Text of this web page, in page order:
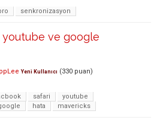
senkronizasyon
ve google
Yeni Kullanıcı (330 puan)
safari
youtube
hata mavericks